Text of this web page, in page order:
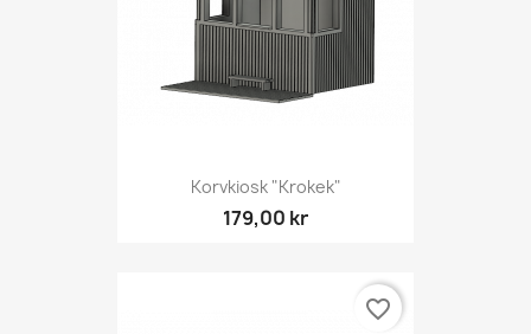
Korvkiosk "Krokek"
179,00 kr
favorite_border